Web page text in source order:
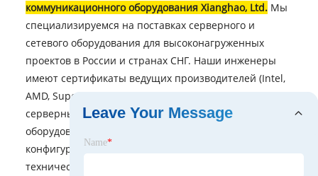
коммуникационного оборудования Xianghao, Ltd.Мы
специализируемся на поставках серверного и
сетевого оборудования для высоконагруженных
проектов в России и странах СНГ. Наши инженеры
имеют сертификаты ведущих производителей (Intel,
AMD, Supermicro) и опыт внедрения более 500
серверных проектов. Мы не просто продаем
оборудование — мы помогаем рассчитать
конфигурацию под ваши задачи и обеспечиваем
техническую поддержку на всех этапах эксплуатации.
Leave Your Message
Name*